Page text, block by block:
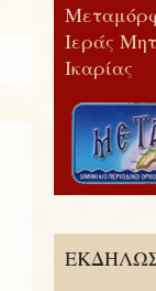
Ιεράς
Ικαρίας